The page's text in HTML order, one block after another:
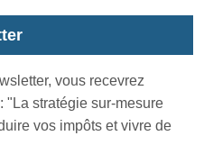
vous recevrez
"La stratégie sur-mesure
vos impôts et vivre de